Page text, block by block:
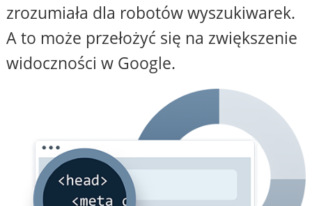
zrozumiała dla robotów wyszukiwarek.
A to może przełożyć się na zwiększenie
widoczności w Google.